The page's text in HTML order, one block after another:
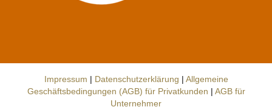
Impressum | Datenschutzerklärung | Allgemeine
Geschäftsbedingungen (AGB) für Privatkunden | AGB für
Unternehmer